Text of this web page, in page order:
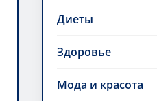
Диеты
Здоровье
Мода и красота